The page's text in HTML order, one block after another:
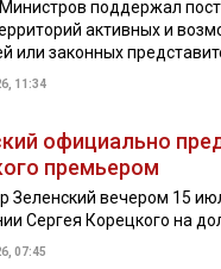
поддержал
активных и
или законных
11:34
официально
премьером
Зеленский вечером 15
Сергея Корецкого на
07:45